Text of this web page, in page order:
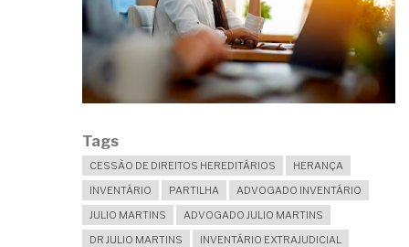
Tags
CESSÃO DE DIREITOS HEREDITÁRIOS
HERANÇA
INVENTÁRIO
PARTILHA
ADVOGADO INVENTÁRIO
JULIO MARTINS
ADVOGADO JULIO MARTINS
DR JULIO MARTINS
INVENTÁRIO EXTRAJUDICIAL